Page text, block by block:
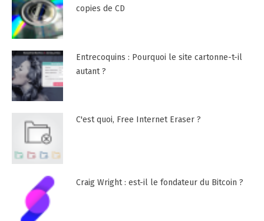
copies de CD
Entrecoquins : Pourquoi le site cartonne-t-il
autant ?
C'est quoi, Free Internet Eraser ?
Craig Wright : est-il le fondateur du Bitcoin ?